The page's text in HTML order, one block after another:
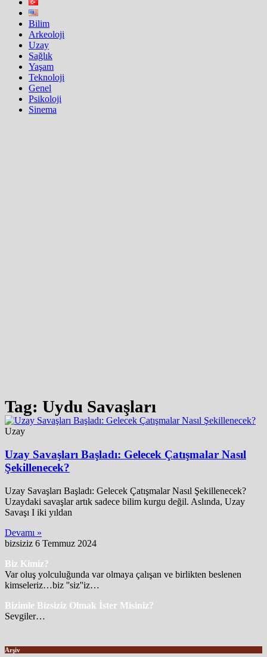
Bilim
Arkeoloji
Uzay
Sağlık
Yaşam
Teknoloji
Genel
Psikoloji
Sinema
Tag: Uydu Savaşları
Uzay
Uzay Savaşları Başladı: Gelecek Çatışmalar Nasıl
Şekillenecek?
Uzay Savaşları Başladı: Gelecek Çatışmalar Nasıl Şekillenecek?
Uzaydaki savaşlar artık sadece bilim kurgu değil. Aslında, Uzay
Savaşı I iki yıldan
Devamı »
bizsiziz 6 Temmuz 2024
Biz Kimiz?
Var oluş yolculuğunda var olmaya çalışan ve birlikten beslenen
kimseleriz…biz ''siz''iz…
Bizimle Bizsiziz Olmak İster Misiniz?
Sevgiler…
Arşiv